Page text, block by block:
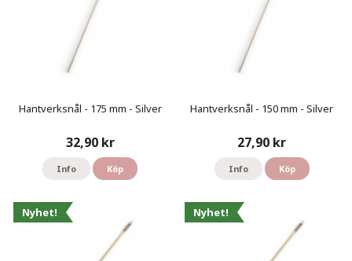
Hantverksnål - 175 mm - Silver
32,90 kr
Info Köp
Hantverksnål - 150 mm - Silver
27,90 kr
Info Köp
Nyhet! Nyhet!